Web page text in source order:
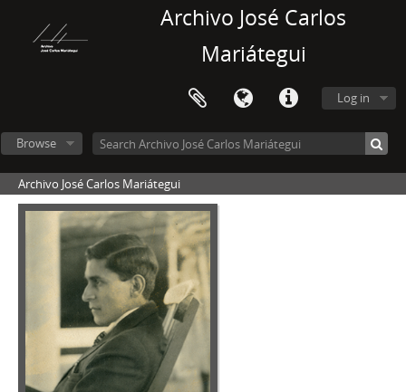
Archivo José Carlos
Mariátegui
Log in
Browse
Archivo José Carlos Mariátegui